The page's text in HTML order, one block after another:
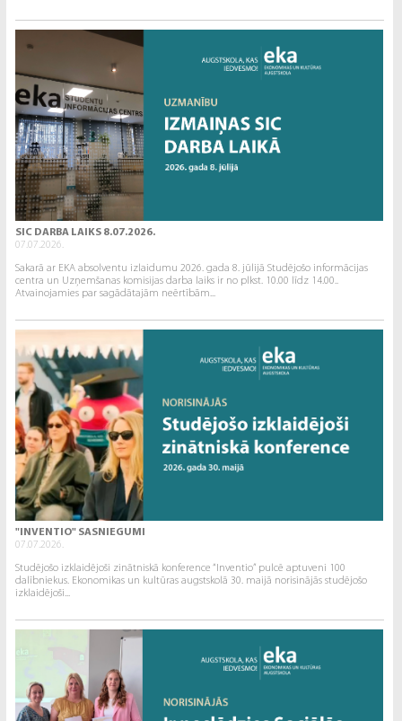
SIC DARBA LAIKS 8.07.2026.
07.07.2026.
Sakarā ar EKA absolventu izlaidumu 2026. gada 8. jūlijā Studējošo informācijas
centra un Uzņemšanas komisijas darba laiks ir no plkst. 10.00 līdz 14.00..
Atvainojamies par sagādātajām neērtībām...
"INVENTIO" SASNIEGUMI
07.07.2026.
Studējošo izklaidējoši zinātniskā konference “Inventio” pulcē aptuveni 100
dalībniekus. Ekonomikas un kultūras augstskolā 30. maijā norisinājās studējošo
izklaidējoši...